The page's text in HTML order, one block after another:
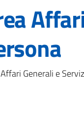
Generali e